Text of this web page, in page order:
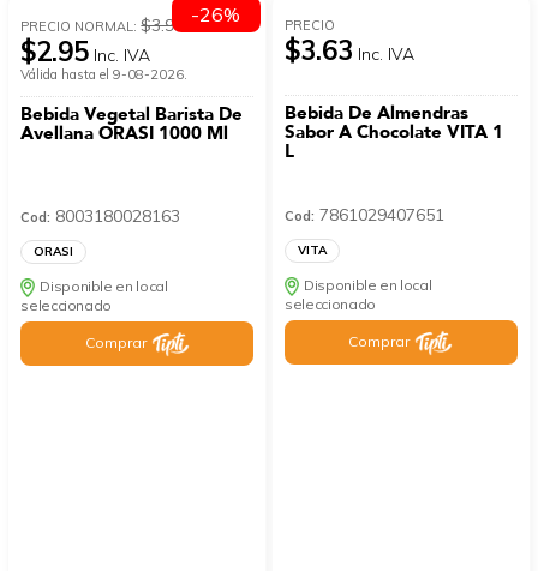
PRECIO NORMAL:$3.99
$2.95 Inc. IVA
Válida hasta el 9-08-2026.
Bebida Vegetal Barista De
Avellana ORASI 1000 Ml
Cod: 8003180028163
ORASI
Disponible en local
seleccionado
Comprar
-26% PRECIO
$3.63 Inc. IVA
Bebida De Almendras
Sabor A Chocolate VITA 1
L
Cod: 7861029407651
VITA
Disponible en local
seleccionado
Comprar